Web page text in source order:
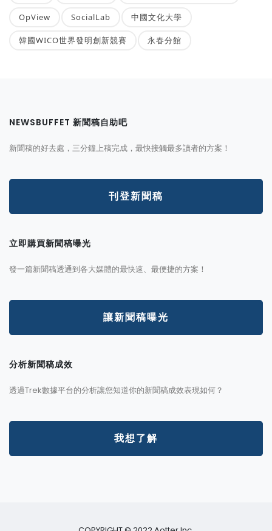
OpView SocialLab 中國文化大學
韓國WICO世界發明創新競賽 永春分館
NEWSBUFFET 新聞稿自助吧
新聞稿的好去處，三分鐘上稿完成，最快接觸最多讀者的方案！
刊登新聞稿
立即購買新聞稿曝光
發一篇新聞稿透通到各大媒體的最快速、最便捷的方案！
讓新聞稿曝光
分析新聞稿成效
透過Trek數據平台的分析讓您知道你的新聞稿成效表現如何？
我想了解